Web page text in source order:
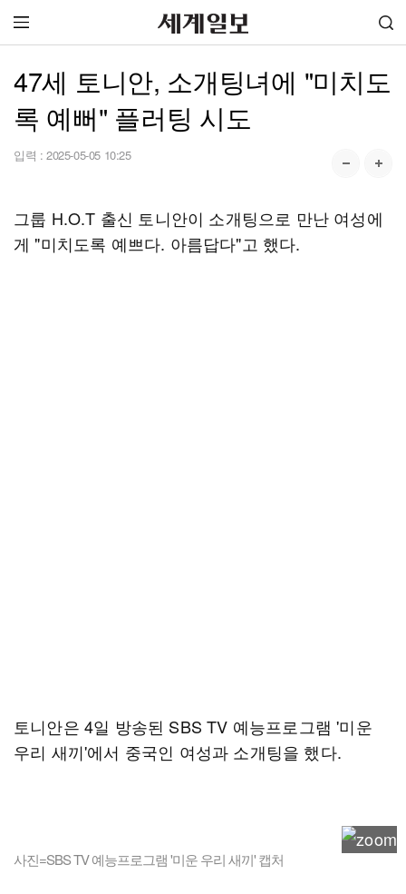
47세 토니안, 소개팅녀에 "미치도
록 예뻐" 플러팅 시도
입력 : 2025-05-05 10:25
그룹 H.O.T 출신 토니안이 소개팅으로 만난 여성에
게 "미치도록 예쁘다. 아름답다"고 했다.
토니안은 4일 방송된 SBS TV 예능프로그램 '미운
우리 새끼'에서 중국인 여성과 소개팅을 했다.
사진=SBS TV 예능프로그램 '미운 우리 새끼' 캡처